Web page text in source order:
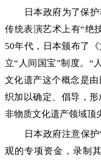
日本政府为了保
传统表演艺术上有“绝
50年代，日本颁布了
立“人间国宝”制度。“
文化遗产这个概念是
织加以确定、倡导，
非物质文化遗产领域顶
日本政府注意保
观的专项资金，录制